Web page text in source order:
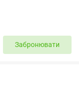
Забронювати